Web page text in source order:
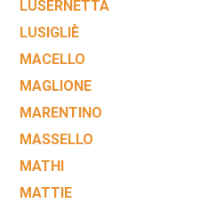
LUSERNETTA
LUSIGLIÈ
MACELLO
MAGLIONE
MARENTINO
MASSELLO
MATHI
MATTIE